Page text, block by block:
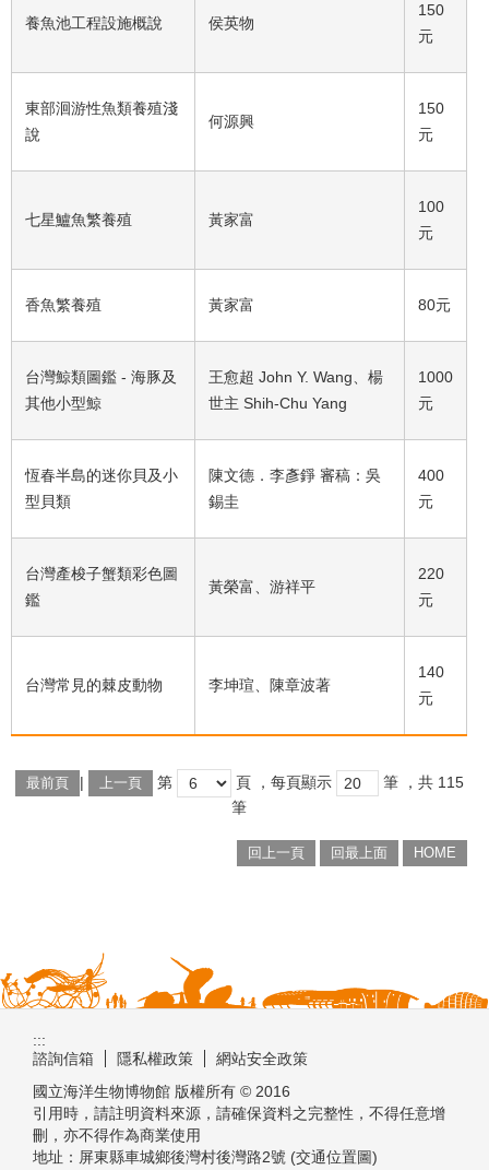
養魚池工程設施概說 侯英物
150
元
東部洄游性魚類養殖淺
說
何源興
150
元
七星鱸魚繁養殖 黃家富
100
元
香魚繁養殖 黃家富 80元
台灣鯨類圖鑑 - 海豚及
其他小型鯨
王愈超 John Y. Wang、楊
世主 Shih-Chu Yang
1000
元
恆春半島的迷你貝及小
型貝類
陳文德．李彥錚 審稿：吳
錫圭
400
元
台灣產梭子蟹類彩色圖
鑑
黃榮富、游祥平
220
元
台灣常見的棘皮動物 李坤瑄、陳章波著
140
元
最前頁 | 上一頁 第 頁 ，每頁顯示 筆 ，共 115
筆
回上一頁 回最上面 HOME
:::
諮詢信箱
隱私權政策
網站安全政策
國立海洋生物博物館 版權所有 © 2016
引用時，請註明資料來源，請確保資料之完整性，不得任意增
刪，亦不得作為商業使用
地址：屏東縣車城鄉後灣村後灣路2號 (交通位置圖)